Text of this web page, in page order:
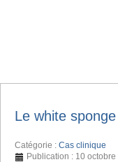
Le white
Catégorie : Cas clinique
Publication : 10 octobre